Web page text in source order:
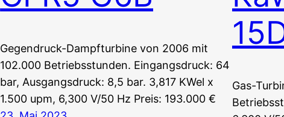
Gegendruck-Dampfturbine von 2006 mit
102.000 Betriebsstunden. Eingangsdruck: 64
bar, Ausgangsdruck: 8,5 bar. 3,817 KWel x
1.500 upm, 6,300 V/50 Hz Preis: 193.000 €
Gas-